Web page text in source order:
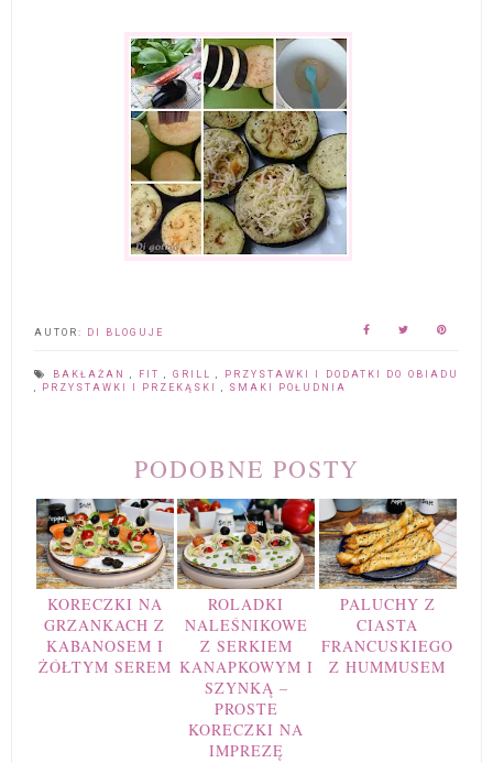
AUTOR: DI BLOGUJE
BAKŁAŻAN FIT GRILL
PRZYSTAWKI I DODATKI DO OBIADU
PRZYSTAWKI I PRZEKĄSKI SMAKI POŁUDNIA
PODOBNE POSTY
KORECZKI NA
GRZANKACH Z
KABANOSEM I
ŻÓŁTYM SEREM
ROLADKI
NALEŚNIKOWE
Z SERKIEM
KANAPKOWYM I
SZYNKĄ –
PROSTE
KORECZKI NA
IMPREZĘ
PALUCHY Z
CIASTA
FRANCUSKIEGO
Z HUMMUSEM